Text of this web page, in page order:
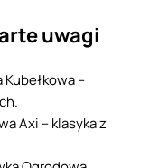
uwagi
–
Axi – klasyka z